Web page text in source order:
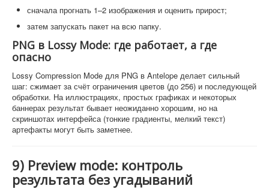
сначала прогнать 1–2 изображения и оценить прирост;
затем запускать пакет на всю папку.
PNG в Lossy Mode: где работает, а где
опасно
Lossy Compression Mode для PNG в Antelope делает сильный
шаг: сжимает за счёт ограничения цветов (до 256) и последующей
обработки. На иллюстрациях, простых графиках и некоторых
баннерах результат бывает неожиданно хорошим, но на
скриншотах интерфейса (тонкие градиенты, мелкий текст)
артефакты могут быть заметнее.
9) Preview mode: контроль
результата без угадываний